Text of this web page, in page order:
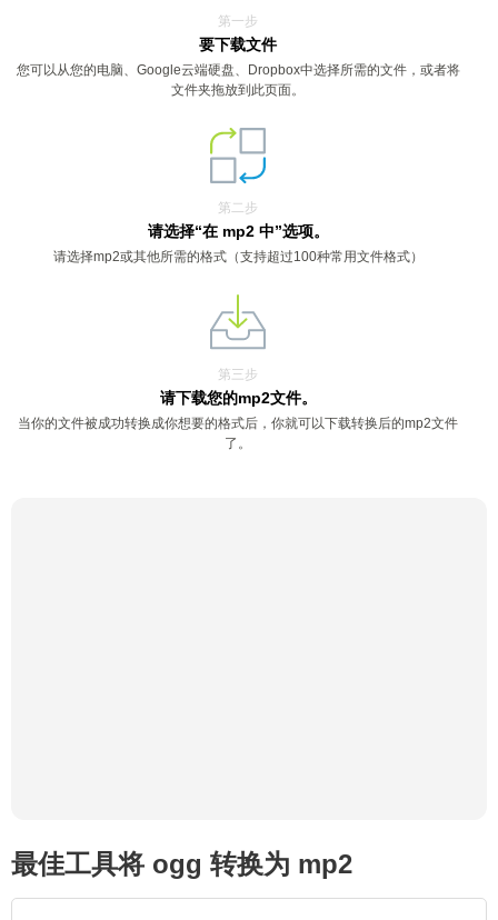
第一步
要下载文件
您可以从您的电脑、Google云端硬盘、Dropbox中选择所需的文件，或者将
文件夹拖放到此页面。
第二步
请选择“在 mp2 中”选项。
请选择mp2或其他所需的格式（支持超过100种常用文件格式）
第三步
请下载您的mp2文件。
当你的文件被成功转换成你想要的格式后，你就可以下载转换后的mp2文件
了。
最佳工具将 ogg 转换为 mp2